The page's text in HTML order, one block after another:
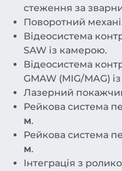
стеження за
Поворотний
Відеосистема
SAW із камерою.
Відеосистема
GMAW (MIG/MAG)
Лазерний
Рейкова система
м.
Рейкова система
м.
Інтеграція з